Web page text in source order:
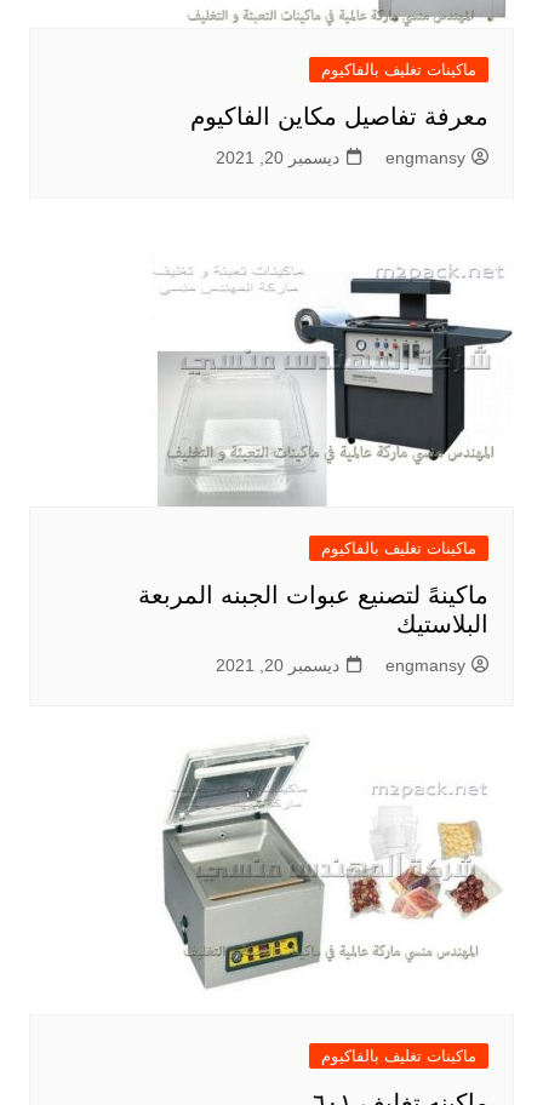
ماكينات تغليف بالفاكيوم
معرفة تفاصيل مكاين الفاكيوم
engmansy ديسمبر 20, 2021
ماكينات تغليف بالفاكيوم
ماكينهً لتصنيع عبوات الجبنه المربعة
البلاستيك
engmansy ديسمبر 20, 2021
ماكينات تغليف بالفاكيوم